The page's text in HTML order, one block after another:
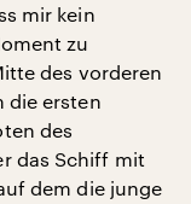
mir kein
zu
des vorderen
die ersten
des
das Schiff mit
dem die junge